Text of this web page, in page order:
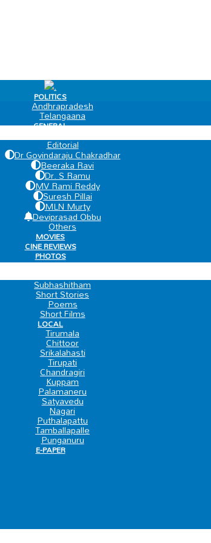
.
POLITICS
Andhrapradesh
Telangaana
GENERAL
Editorial
Dr Govindaraju Chakradhar
Beeraka Ravi
Dr. S Ramu
MV Rami Reddy
Suresh Pillai
MLN Murty
Deviprasad Obbu
Others
MOVIES
CINE REVIEWS
PHOTOS
VIDEOS
Subhashitham
Short Stories
Poems
Short Films
LOCAL
Tirumala
Chittoor
Srikalahasti
Tirupati
Chandragiri
Kuppam
Palamaneru
Satyavedu
Nagari
Puthalapattu
Tamballapalle
Punganuru
E-PAPER